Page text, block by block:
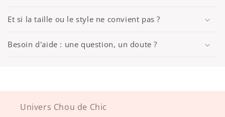
Et si la taille ou le style ne convient pas ?
Besoin d'aide : une question, un doute ?
Univers Chou de Chic